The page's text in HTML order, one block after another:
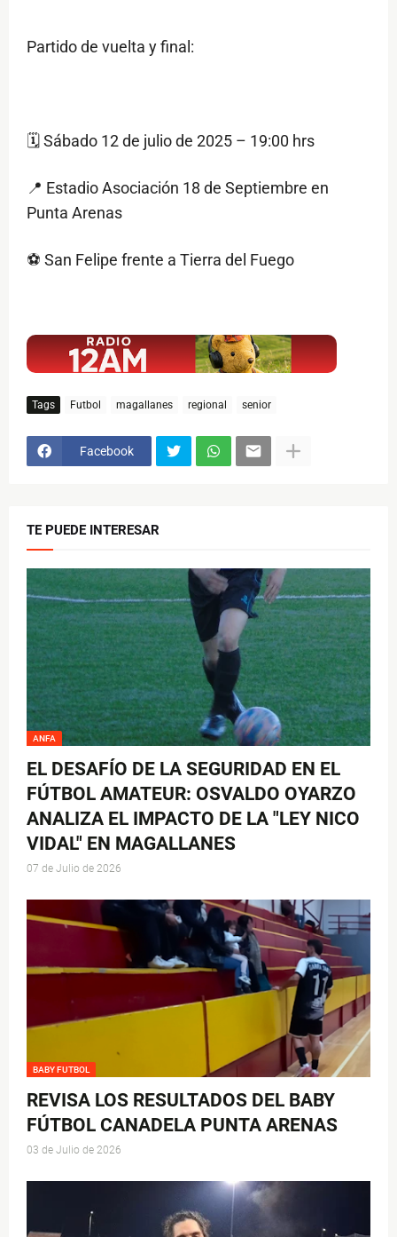
Partido de vuelta y final:
🗓 Sábado 12 de julio de 2025 – 19:00 hrs
📍 Estadio Asociación 18 de Septiembre en
Punta Arenas
⚽ San Felipe frente a Tierra del Fuego
Tags Futbol magallanes regional senior
Facebook
TE PUEDE INTERESAR
ANFA
EL DESAFÍO DE LA SEGURIDAD EN EL
FÚTBOL AMATEUR: OSVALDO OYARZO
ANALIZA EL IMPACTO DE LA "LEY NICO
VIDAL" EN MAGALLANES
07 de Julio de 2026
BABY FUTBOL
REVISA LOS RESULTADOS DEL BABY
FÚTBOL CANADELA PUNTA ARENAS
03 de Julio de 2026